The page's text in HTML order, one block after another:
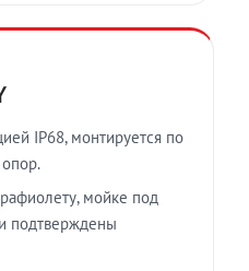
IP68, монтируется по
мойке под
подтверждены